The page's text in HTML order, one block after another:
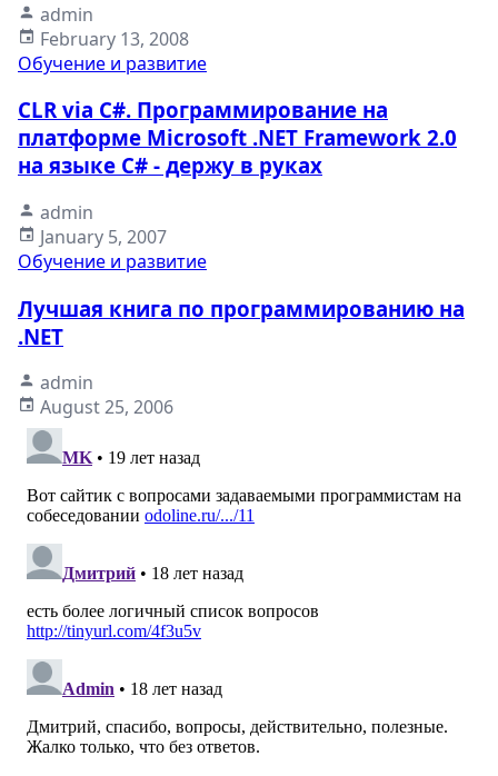
admin
February 13, 2008
Обучение и развитие
CLR via C#. Программирование на
платформе Microsoft .NET Framework 2.0
на языке C# - держу в руках
admin
January 5, 2007
Обучение и развитие
Лучшая книга по программированию на
.NET
admin
August 25, 2006